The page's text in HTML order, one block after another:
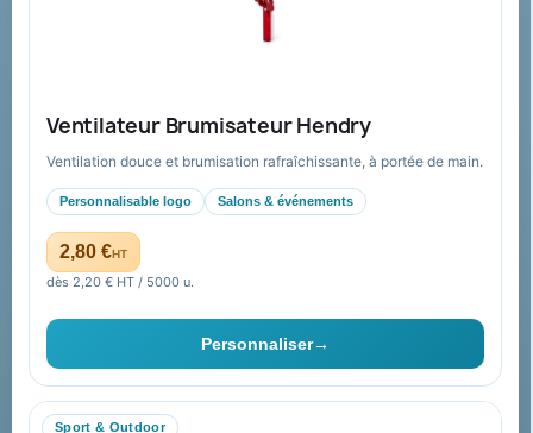
Ventilateur Brumisateur Hendry
Ventilation douce et brumisation rafraîchissante, à portée de main.
Personnalisable logo Salons & événements
2,80 €HT
dès 2,20 € HT / 5000 u.
Personnaliser→
Sport & Outdoor
Nouveautés
Catalogue goodies
Cadeaux de fin d’année
À propos
Nos expertises &
accompagnement global
Ils nous ont fait confiance
Livraison